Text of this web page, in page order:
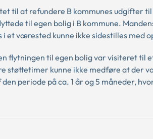
til at refundere B kommunes udgifter
til egen bolig i B kommune.
et værested kunne ikke sidestilles med
flytningen til egen bolig var visiteret til
støttetimer kunne ikke medføre at der
periode på ca. 1 år og 5 måneder,